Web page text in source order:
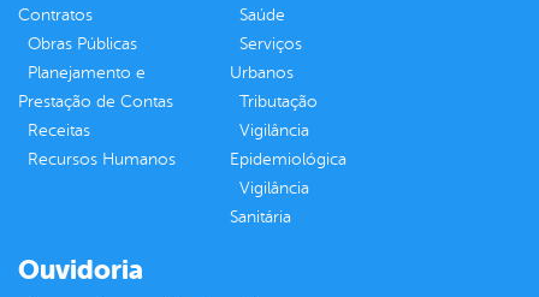
Contratos
Obras Públicas
Planejamento e
Prestação de Contas
Receitas
Recursos Humanos
Saúde
Serviços
Urbanos
Tributação
Vigilância
Epidemiológica
Vigilância
Sanitária
Ouvidoria